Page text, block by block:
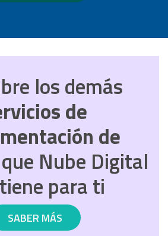
los demás
de
de
que Nube Digital
para ti
SABER MÁS